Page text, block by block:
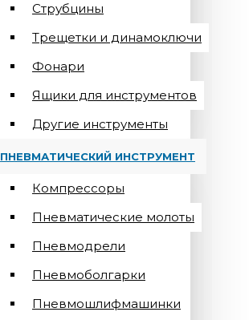
Струбцины
Трещетки и динамоключи
Фонари
Ящики для инструментов
Другие инструменты
ПНЕВМАТИЧЕСКИЙ ИНСТРУМЕНТ
Компрессоры
Пневматические молоты
Пневмодрели
Пневмоболгарки
Пневмошлифмашинки